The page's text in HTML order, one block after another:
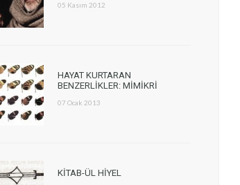
05 Kasım 2012
HAYAT KURTARAN
BENZERLİKLER: MİMİKRİ
07 Ocak 2013
KİTAB-ÜL HİYEL